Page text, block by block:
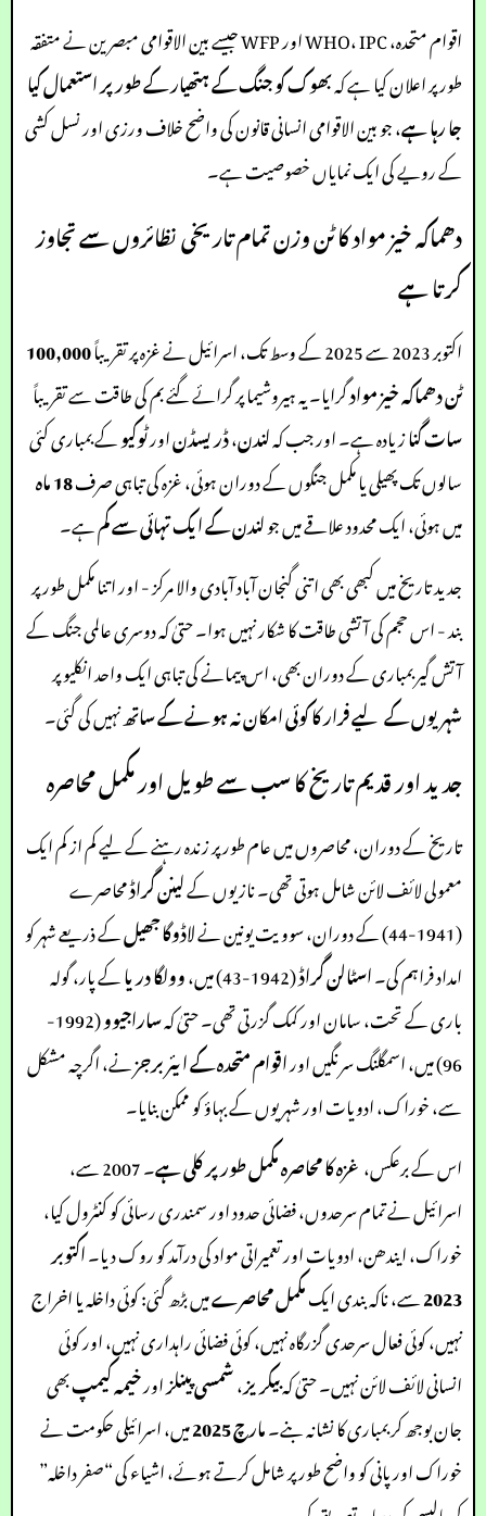
اقوام متحدہ، WHO، IPC اور WFP جیسے بین الاقوامی مبصرین نے متفقہ
طور پر اعلان کیا ہے کہبھوک کو جنگ کے ہتھیار کے طور پر استعمال کیا
جا رہا ہے، جو بین الاقوامی انسانی قانون کی واضح خلاف ورزی اور نسل کشی
کے رویے کی ایک نمایاں خصوصیت ہے۔
دھماکہ خیز مواد کا ٹن وزن تمام تاریخی نظائروں سے تجاوز
کرتا ہے
اکتوبر 2023 سے 2025 کے وسط تک، اسرائیل نے غزہ پر تقریباً
100,000
ٹن دھماکہ خیز موادگرایا۔ یہ ہیروشیما پر گرائے گئے بم کی طاقت سے تقریباً
سات گنازیادہ ہے۔ اور جب کہلندن،ڈریسڈناورٹوکیوکے بمباری کئی
سالوں تک پھیلی یا مکمل جنگوں کے دوران ہوئی، غزہ کی تباہی صرف18 ماہ
میں ہوئی، ایک محدود علاقے میں جولندن کے ایک تہائی سے کمہے۔
جدید تاریخ میں کبھی بھی اتنی گنجان آباد آبادی والا مرکز - اور اتنا مکمل طور پر
بند - اس حجم کی آتشی طاقت کا شکار نہیں ہوا۔ حتیٰ کہ دوسری عالمی جنگ کے
آتش گیر بمباری کے دوران بھی، اس پیمانے کی تباہی ایک واحد انکلیو پر
شہریوں کے لیے فرار کا کوئی امکان نہ ہونے کے ساتھنہیں کی گئی۔
جدید اور قدیم تاریخ کا سب سے طویل اور مکمل محاصرہ
تاریخ کے دوران، محاصروں میں عام طور پر زندہ رہنے کے لیے کم از کم ایک
معمولی لائف لائن شامل ہوتی تھی۔ نازیوں کےلینن گراڈمحاصرے
(1941-44) کے دوران، سوویت یونین نے
لاڈوگا جھیلکے ذریعے شہر کو
امداد فراہم کی۔اسٹالن گراڈ(1942-43) میں، وولگا دریاکے پار، گولہ
باری کے تحت، سامان اور کمک گزرتی تھی۔ حتیٰ کہساراجیوو
(1992-
96) میں، اسمگلنگ سرنگیں اور
اقوام متحدہ کے ایئر برجزنے، اگرچہ مشکل
سے، خوراک، ادویات اور شہریوں کے بہاؤ کو ممکن بنایا۔
اس کے برعکس،غزہ کا محاصرہ مکمل طور پر کلی ہے
۔ 2007 سے،
اسرائیل نے تمام سرحدوں، فضائی حدود اور سمندری رسائی کو کنٹرول کیا،
خوراک، ایندھن، ادویات اور تعمیراتی مواد کی درآمد کو روک دیا۔اکتوبر
2023سے، ناکہ بندی ایکمکمل محاصرےمیں بڑھ گئی: کوئی داخلہ یا اخراج
نہیں، کوئی فعال سرحدی گزرگاہ نہیں، کوئی فضائی راہداری نہیں، اور کوئی
انسانی لائف لائن نہیں۔ حتیٰ کہبیکریز،شمسی پینلزاورخیمہ کیمپبھی
جان بوجھ کر بمباری کا نشانہ بنے۔مارچ 2025
میں، اسرائیلی حکومت نے
خوراک اور پانی کو واضح طور پر شامل کرتے ہوئے، اشیاء کی “صفر داخلہ”